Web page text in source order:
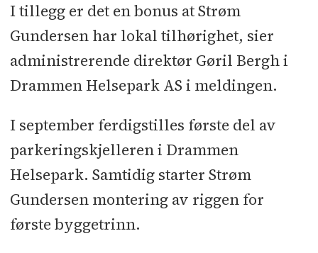
I tillegg er det en bonus at Strøm
Gundersen har lokal tilhørighet, sier
administrerende direktør Gøril Bergh i
Drammen Helsepark AS i meldingen.
I september ferdigstilles første del av
parkeringskjelleren i Drammen
Helsepark. Samtidig starter Strøm
Gundersen montering av riggen for
første byggetrinn.